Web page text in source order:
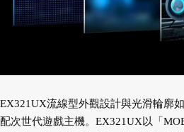
EX321UX流線型外觀設計與光滑輪廓
配次世代遊戲主機。EX321UX以「